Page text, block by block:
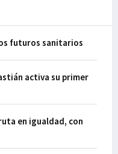
futuros sanitarios
activa su primer
en igualdad, con